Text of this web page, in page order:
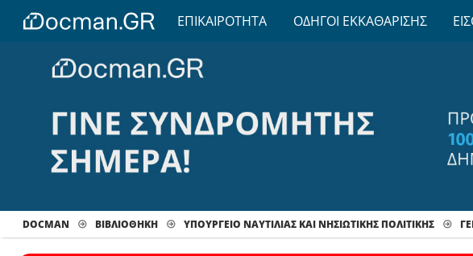
ΕΠΙΚΑΙΡΟΤΗΤΑ ΟΔΗΓΟΙ ΕΚΚΑΘΑΡΙΣΗΣ
DOCMAN ΒΙΒΛΙΟΘΗΚΗ ΥΠΟΥΡΓΕΙΟ ΝΑΥΤΙΛΙΑΣ ΚΑΙ ΝΗΣΙΩΤΙΚΗΣ ΠΟΛΙΤΙΚΗΣ